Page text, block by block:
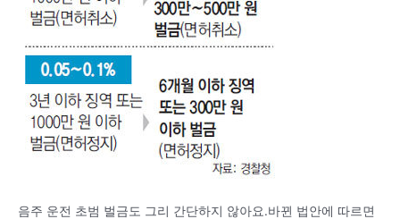
음주 운전 초범 벌금도 그리 간단하지 않아요.바뀐 법안에 따르면